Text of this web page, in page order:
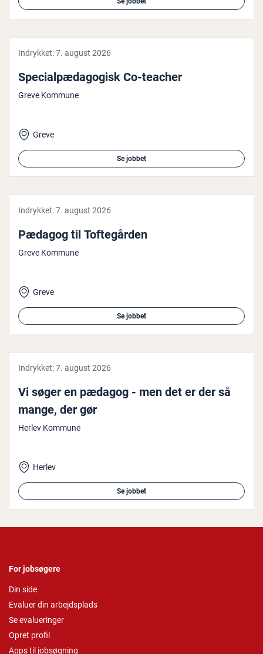
Indrykket:7. august 2026
Spe­ci­al­pæ­da­go­gisk Co-teacher
Greve Kommune
Greve
Se jobbet
Indrykket:7. august 2026
Pædagog til Tof­te­går­den
Greve Kommune
Greve
Se jobbet
Indrykket:7. august 2026
Vi søger en pædagog - men det er der så
mange, der gør
Herlev Kommune
Herlev
Se jobbet
For jobsøgere
Din side
Evaluer din arbejdsplads
Se evalueringer
Opret profil
Apps til jobsøgning